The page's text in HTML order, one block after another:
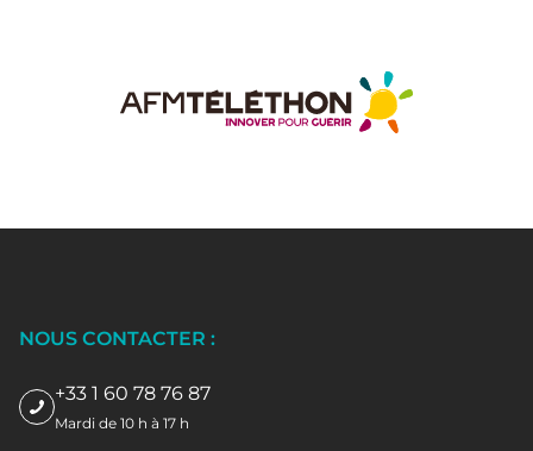
NOUS CONTACTER :
+33 1 60 78 76 87
Mardi de 10 h à 17 h